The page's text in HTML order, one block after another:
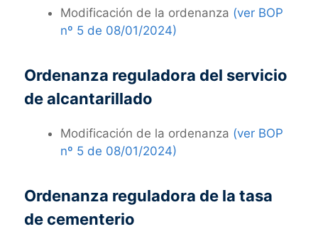
Modificación de la ordenanza (ver BOP
nº 5 de 08/01/2024)
Ordenanza reguladora del servicio
de alcantarillado
Modificación de la ordenanza (ver BOP
nº 5 de 08/01/2024)
Ordenanza reguladora de la tasa
de cementerio